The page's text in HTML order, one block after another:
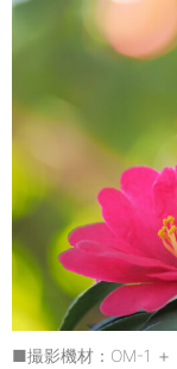
■撮影機材：OM-1 ＋